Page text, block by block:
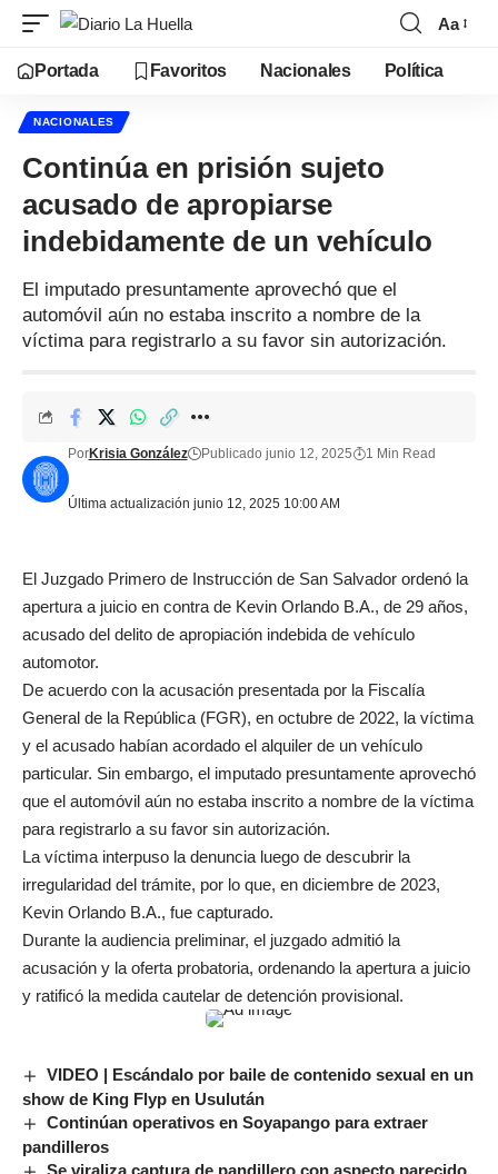
Aa
Portada Favoritos Nacionales Política
NACIONALES
Continúa en prisión sujeto
acusado de apropiarse
indebidamente de un vehículo
El imputado presuntamente aprovechó que el
automóvil aún no estaba inscrito a nombre de la
víctima para registrarlo a su favor sin autorización.
Última actualización junio 12, 2025 10:00 AM
PorKrisia González Publicado junio 12, 2025 1 Min Read
El Juzgado Primero de Instrucción de San Salvador ordenó la
apertura a juicio en contra de Kevin Orlando B.A., de 29 años,
acusado del delito de apropiación indebida de vehículo
automotor.
De acuerdo con la acusación presentada por la Fiscalía
General de la República (FGR), en octubre de 2022, la víctima
y el acusado habían acordado el alquiler de un vehículo
particular. Sin embargo, el imputado presuntamente aprovechó
que el automóvil aún no estaba inscrito a nombre de la víctima
para registrarlo a su favor sin autorización.
La víctima interpuso la denuncia luego de descubrir la
irregularidad del trámite, por lo que, en diciembre de 2023,
Kevin Orlando B.A., fue capturado.
Durante la audiencia preliminar, el juzgado admitió la
acusación y la oferta probatoria, ordenando la apertura a juicio
y ratificó la medida cautelar de detención provisional.
VIDEO | Escándalo por baile de contenido sexual en un
show de King Flyp en Usulután
Continúan operativos en Soyapango para extraer
pandilleros
Se viraliza captura de pandillero con aspecto parecido